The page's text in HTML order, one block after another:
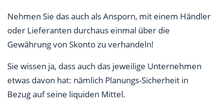
Nehmen Sie das auch als Ansporn, mit einem Händler
oder Lieferanten durchaus einmal über die
Gewährung von Skonto zu verhandeln!
Sie wissen ja, dass auch das jeweilige Unternehmen
etwas davon hat: nämlich Planungs-Sicherheit in
Bezug auf seine liquiden Mittel.